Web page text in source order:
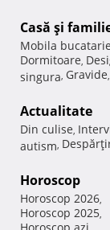
Casă şi
Mobila bucatarie
Dormitoare,
singura, Gravide,
Actualitate
Din culise,
autism,
Horoscop
Horoscop 2026,
Horoscop 2025,